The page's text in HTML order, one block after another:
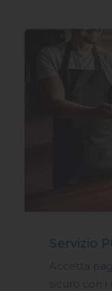
Servizio
Accetta
sicuro con i